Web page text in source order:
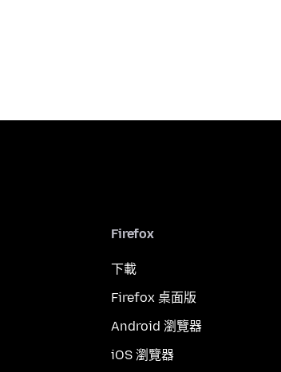
Firefox
下載
Firefox 桌面版
Android 瀏覽器
iOS 瀏覽器